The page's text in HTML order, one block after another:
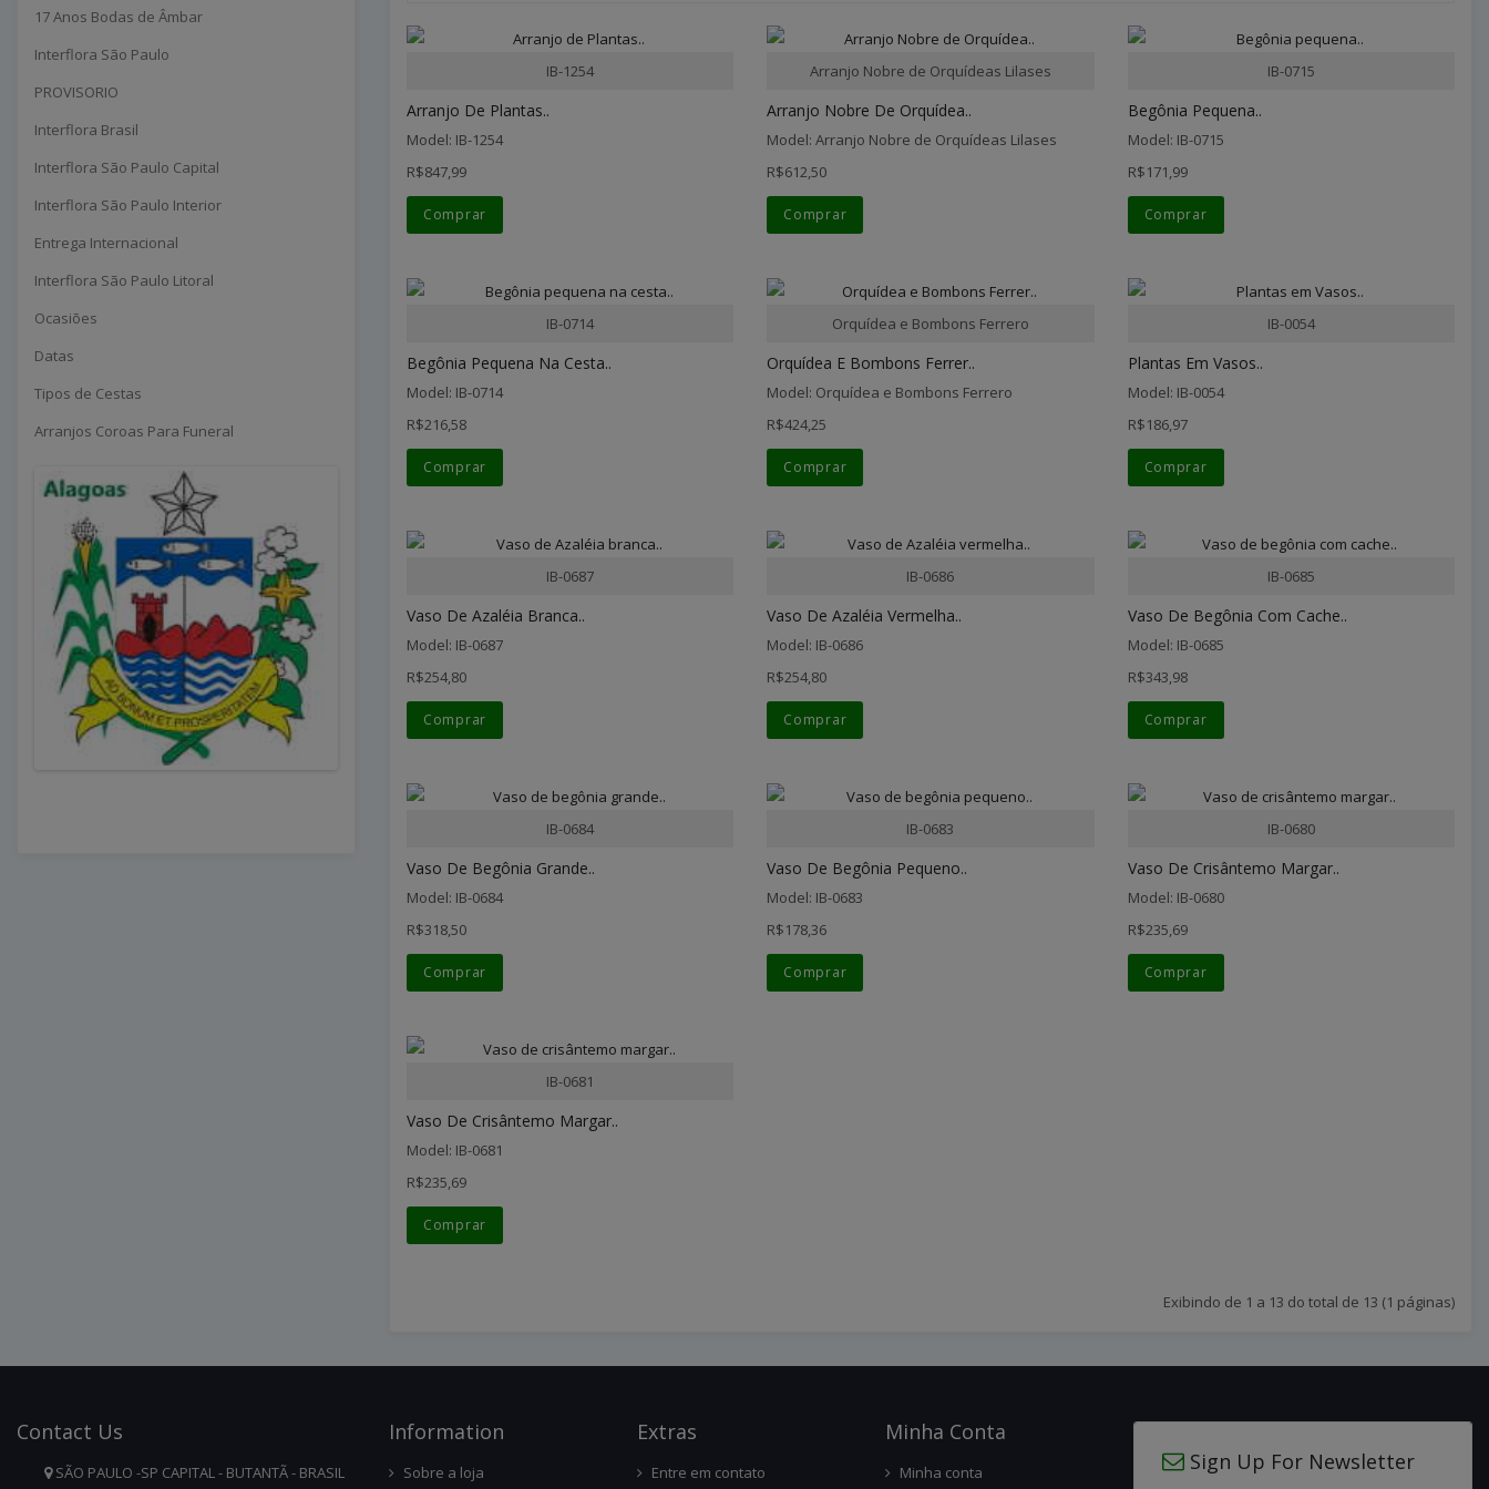
17 Anos Bodas de Âmbar
Interflora São Paulo
PROVISORIO
Interflora Brasil
Interflora São Paulo Capital
Interflora São Paulo Interior
Entrega Internacional
Interflora São Paulo Litoral
Ocasiões
Datas
Tipos de Cestas
Arranjos Coroas Para Funeral
IB-1254
Arranjo De Plantas..
Model: IB-1254
R$847,99
Comprar
Arranjo Nobre de Orquídeas Lilases
Arranjo Nobre De Orquídea..
Model: Arranjo Nobre de Orquídeas Lilases
R$612,50
Comprar
IB-0715
Begônia Pequena..
Model: IB-0715
R$171,99
Comprar
IB-0714
Begônia Pequena Na Cesta..
Model: IB-0714
R$216,58
Comprar
Orquídea e Bombons Ferrero
Orquídea E Bombons Ferrer..
Model: Orquídea e Bombons Ferrero
R$424,25
Comprar
IB-0054
Plantas Em Vasos..
Model: IB-0054
R$186,97
Comprar
IB-0687
Vaso De Azaléia Branca..
Model: IB-0687
R$254,80
Comprar
IB-0686
Vaso De Azaléia Vermelha..
Model: IB-0686
R$254,80
Comprar
IB-0685
Vaso De Begônia Com Cache..
Model: IB-0685
R$343,98
Comprar
IB-0684
Vaso De Begônia Grande..
Model: IB-0684
R$318,50
Comprar
IB-0683
Vaso De Begônia Pequeno..
Model: IB-0683
R$178,36
Comprar
IB-0680
Vaso De Crisântemo Margar..
Model: IB-0680
R$235,69
Comprar
IB-0681
Vaso De Crisântemo Margar..
Model: IB-0681
R$235,69
Comprar
Exibindo de 1 a 13 do total de 13 (1 páginas)
Contact Us
SÃO PAULO -SP CAPITAL - BUTANTÃ - BRASIL
InforMation
Sobre a loja
ExtRas
Entre em contato
Minha Conta
Minha conta Sign Up For Newsletter